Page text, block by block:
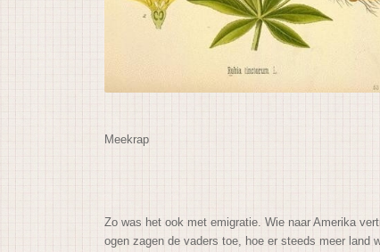
Meekrap
Zo was het ook met emigratie. Wie naar Amerika
ogen zagen de vaders toe, hoe er steeds meer land